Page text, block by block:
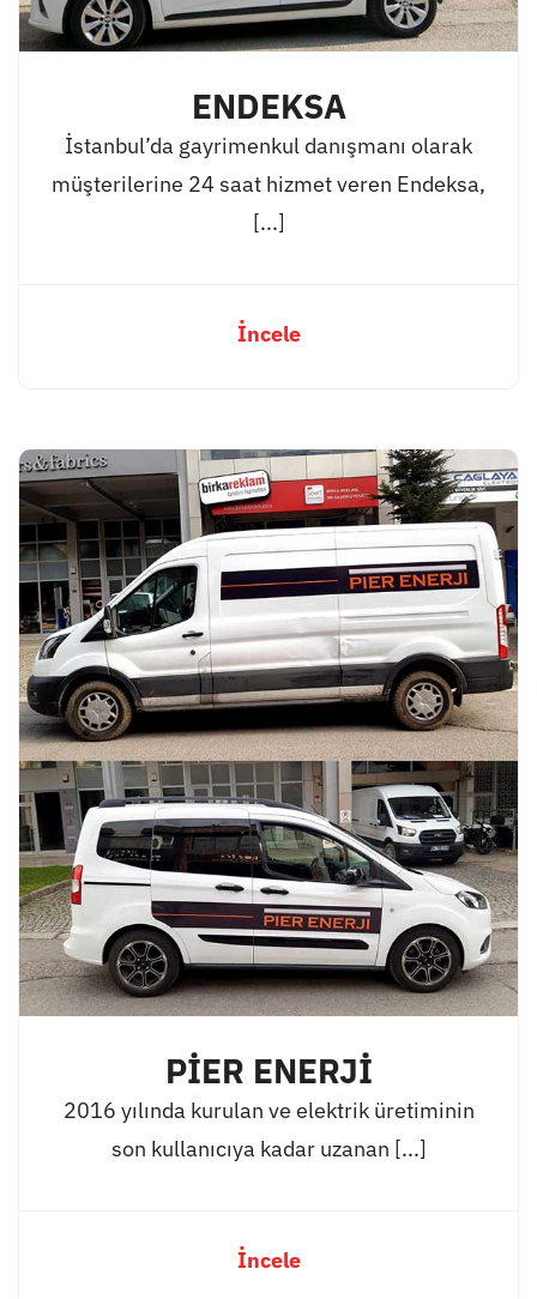
ENDEKSA
İstanbul’da gayrimenkul danışmanı olarak
müşterilerine 24 saat hizmet veren Endeksa,
[...]
İncele
PİER ENERJİ
2016 yılında kurulan ve elektrik üretiminin
son kullanıcıya kadar uzanan [...]
İncele